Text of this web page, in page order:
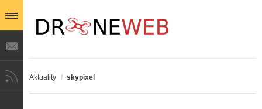
Aktuality / skypixel